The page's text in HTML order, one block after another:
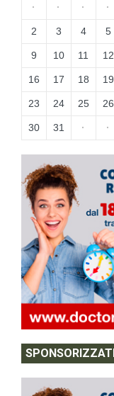
· · · ·
2 3 4 5
9 10 11 12
16 17 18 19
23 24 25 26
30 31 · ·
SPONSORIZZATI